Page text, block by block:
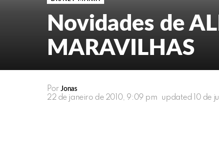
Novidades de
MARAVILHAS
Por Jonas
22 de janeiro de 2010, 9:09 pm updated 10 de